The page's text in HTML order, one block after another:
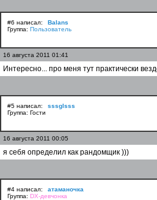
#6 написал:
Balans
Группа: Пользователь
16 августа 2011 01:41
Интересно... про меня тут практически
#5 написал:
sssglsss
Группа: Гости
16 августа 2011 00:05
я себя определил как рандомщик )))
#4 написал:
атаманочка
Группа: DX-девчонка